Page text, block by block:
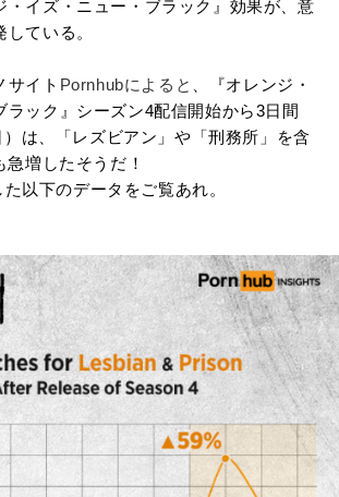
・イズ・ニュー・ブラック』効果が、意
ている。
サイト Pornhubによると
、『オレンジ・
ラック』シーズン4配信開始から3日間
）は、「レズビアン」や「刑務所」を含
増したそうだ！
以下のデータをご覧あれ。